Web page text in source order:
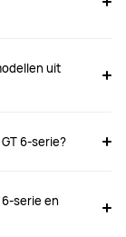
uit
6-serie?
6-serie en